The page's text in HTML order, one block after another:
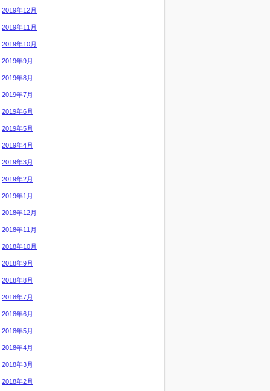
2019年12月
2019年11月
2019年10月
2019年9月
2019年8月
2019年7月
2019年6月
2019年5月
2019年4月
2019年3月
2019年2月
2019年1月
2018年12月
2018年11月
2018年10月
2018年9月
2018年8月
2018年7月
2018年6月
2018年5月
2018年4月
2018年3月
2018年2月